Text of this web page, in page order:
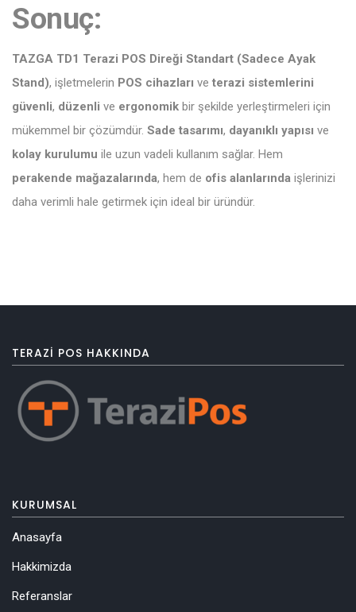
Sonuç:
TAZGA TD1 Terazi POS Direği Standart (Sadece Ayak
Stand), işletmelerin POS cihazları ve terazi sistemlerini
güvenli, düzenli ve ergonomik bir şekilde yerleştirmeleri için
mükemmel bir çözümdür. Sade tasarımı, dayanıklı yapısı ve
kolay kurulumu ile uzun vadeli kullanım sağlar. Hem
perakende mağazalarında, hem de ofis alanlarında işlerinizi
daha verimli hale getirmek için ideal bir üründür.
TERAZI POS HAKKINDA
KURUMSAL
Anasayfa
Hakkimizda
Referanslar